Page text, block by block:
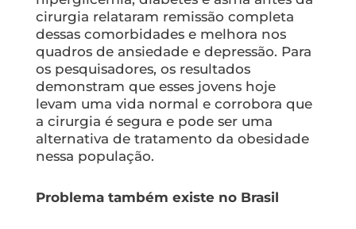
cirurgia relataram remissão completa
dessas comorbidades e melhora nos
quadros de ansiedade e depressão. Para
os pesquisadores, os resultados
demonstram que esses jovens hoje
levam uma vida normal e corrobora que
a cirurgia é segura e pode ser uma
alternativa de tratamento da obesidade
nessa população.
Problema também existe no Brasil